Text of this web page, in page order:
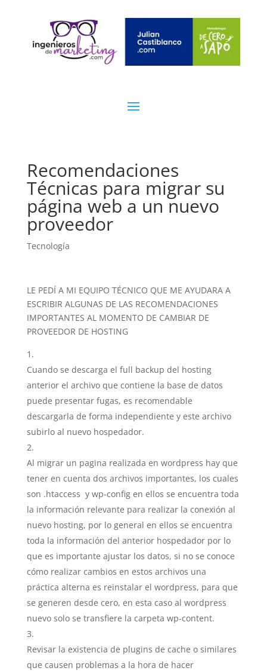
Recomendaciones
Técnicas para migrar su
página web a un nuevo
proveedor
Tecnología
LE PEDÍ A MI EQUIPO TÉCNICO QUE ME AYUDARA A
ESCRIBIR ALGUNAS DE LAS RECOMENDACIONES
IMPORTANTES AL MOMENTO DE CAMBIAR DE
PROVEEDOR DE HOSTING
Cuando se descarga el full backup del hosting
anterior el archivo que contiene la base de datos
puede presentar fugas, es recomendable
descargarla de forma independiente y este archivo
subirlo al nuevo hospedador.
Al migrar un pagina realizada en wordpress hay que
tener en cuenta dos archivos importantes, los cuales
son .htaccess y wp-config en ellos se encuentra toda
la información relevante para realizar la conexión al
nuevo hosting, por lo general en ellos se encuentra
toda la información del anterior hospedador por lo
que es importante ajustar los datos, si no se conoce
cómo realizar cambios en estos archivos una
práctica alterna es reinstalar el wordpress, para que
se generen desde cero, en esta caso al wordpress
nuevo solo se transfiere la carpeta wp-content.
Revisar la existencia de plugins de cache o similares
que causen problemas a la hora de hacer